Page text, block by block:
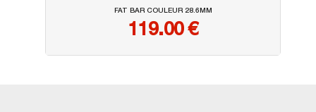
FAT BAR COULEUR 28.6MM
119.00€